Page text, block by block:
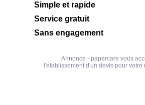
Simple et rapide
Service gratuit
Sans engagement
Annonce - papercare vous
l'établissement d'un devis pour votre